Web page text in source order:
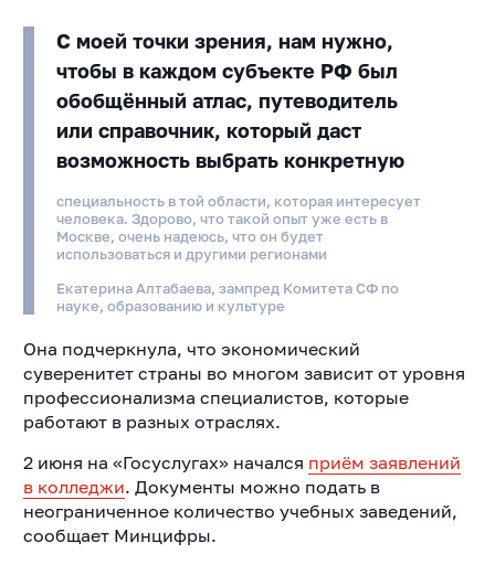
С моей точки зрения, нам нужно,
чтобы в каждом субъекте РФ был
обобщённый атлас, путеводитель
или справочник, который даст
возможность выбрать конкретную
специальность в той области, которая интересует
человека. Здорово, что такой опыт уже есть в
Москве, очень надеюсь, что он будет
использоваться и другими регионами
Екатерина Алтабаева, зампред Комитета СФ по
науке, образованию и культуре
Она подчеркнула, что экономический
суверенитет страны во многом зависит от уровня
профессионализма специалистов, которые
работают в разных отраслях.
2 июня на «Госуслугах» начался приём заявлений
в колледжи. Документы можно подать в
неограниченное количество учебных заведений,
сообщает Минцифры.